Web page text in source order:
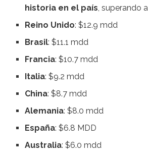
historia en el país , superando a
Reino Unido: $12.9 mdd
Brasil: $11.1 mdd
Francia: $10.7 mdd
Italia: $9.2 mdd
China: $8.7 mdd
Alemania: $8.0 mdd
España: $6.8 MDD
Australia: $6.0 mdd